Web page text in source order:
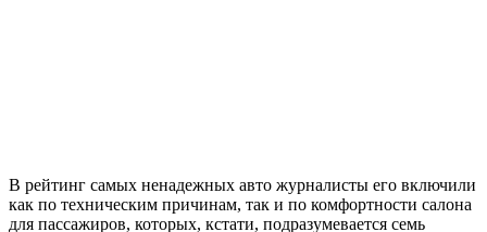
В рейтинг самых ненадежных авто журналисты его включили
как по техническим причинам, так и по комфортности салона
для пассажиров, которых, кстати, подразумевается семь